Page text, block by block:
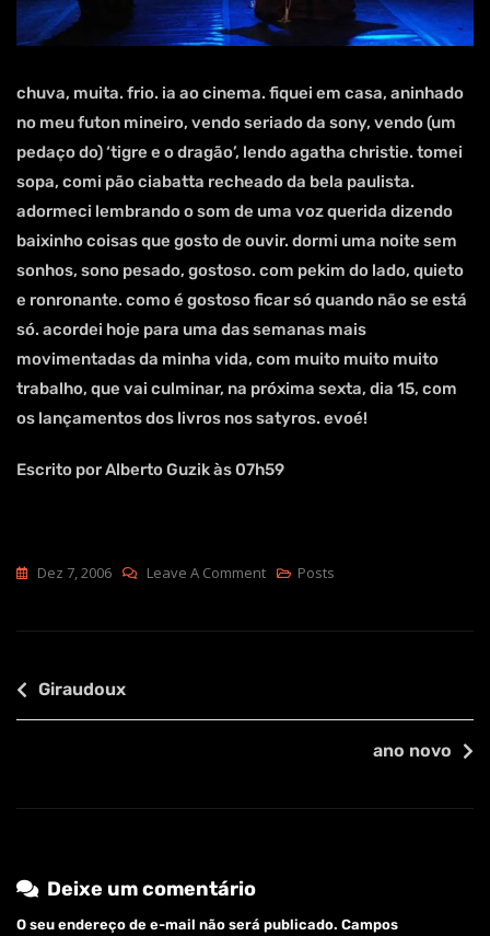
chuva, muita. frio. ia ao cinema. fiquei em casa, aninhado
no meu futon mineiro, vendo seriado da sony, vendo (um
pedaço do) ‘tigre e o dragão’, lendo agatha christie. tomei
sopa, comi pão ciabatta recheado da bela paulista.
adormeci lembrando o som de uma voz querida dizendo
baixinho coisas que gosto de ouvir. dormi uma noite sem
sonhos, sono pesado, gostoso. com pekim do lado, quieto
e ronronante. como é gostoso ficar só quando não se está
só. acordei hoje para uma das semanas mais
movimentadas da minha vida, com muito muito muito
trabalho, que vai culminar, na próxima sexta, dia 15, com
os lançamentos dos livros nos satyros. evoé!
Escrito por Alberto Guzik às 07h59
Dez 7, 2006 Leave A CommentOn
Posts
Navegação
de
Giraudoux
ano novo
Deixe um comentário
O seu endereço de e-mail não será publicado. Campos